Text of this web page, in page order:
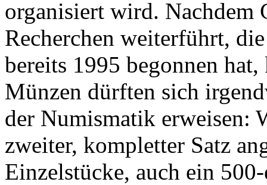
organisiert wird. Nachdem
Recherchen weiterführt,
bereits 1995 begonnen
Münzen dürften sich
der Numismatik erweisen:
zweiter, kompletter Satz
Einzelstücke, auch ein